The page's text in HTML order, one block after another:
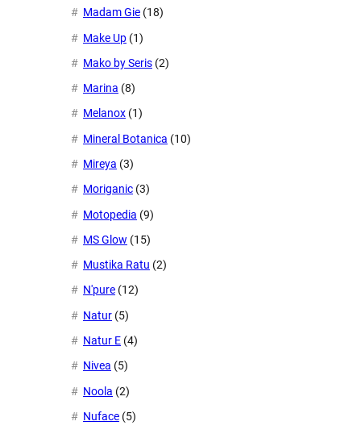
Madam Gie (18)
Make Up (1)
Mako by Seris (2)
Marina (8)
Melanox (1)
Mineral Botanica (10)
Mireya (3)
Moriganic (3)
Motopedia (9)
MS Glow (15)
Mustika Ratu (2)
N'pure (12)
Natur (5)
Natur E (4)
Nivea (5)
Noola (2)
Nuface (5)